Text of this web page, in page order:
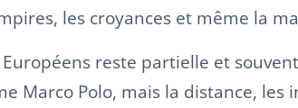
les croyances et même la
reste partielle et souvent
Marco Polo, mais la distance,